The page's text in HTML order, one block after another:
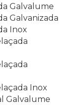
Galvalume
Galvanizada
Inox
Inox
Galvalume